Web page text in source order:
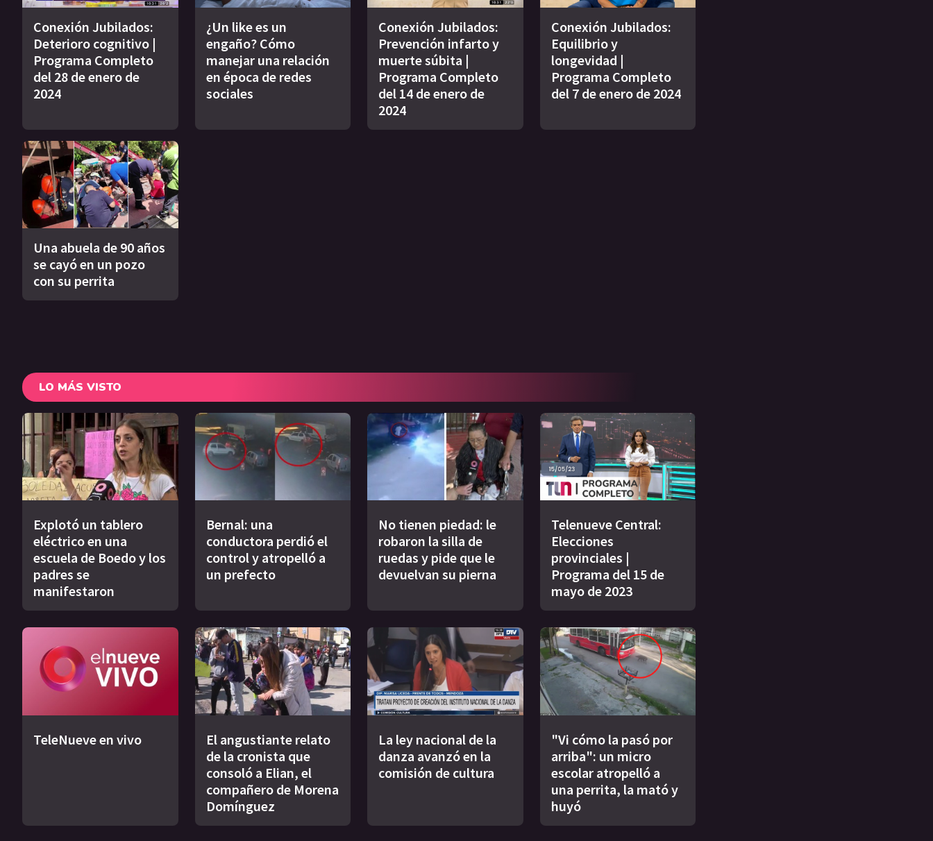
Conexión Jubilados:
Deterioro cognitivo |
Programa Completo
del 28 de enero de
2024
¿Un like es un
engaño? Cómo
manejar una relación
en época de redes
sociales
Conexión Jubilados:
Prevención infarto y
muerte súbita |
Programa Completo
del 14 de enero de
2024
Conexión Jubilados:
Equilibrio y
longevidad |
Programa Completo
del 7 de enero de 2024
Una abuela de 90 años
se cayó en un pozo
con su perrita
LO MÁS VISTO
Explotó un tablero
eléctrico en una
escuela de Boedo y los
padres se
manifestaron
Bernal: una
conductora perdió el
control y atropelló a
un prefecto
No tienen piedad: le
robaron la silla de
ruedas y pide que le
devuelvan su pierna
Telenueve Central:
Elecciones
provinciales |
Programa del 15 de
mayo de 2023
TeleNueve en vivo
El angustiante relato
de la cronista que
consoló a Elian, el
compañero de Morena
Domínguez
La ley nacional de la
danza avanzó en la
comisión de cultura
"Vi cómo la pasó por
arriba": un micro
escolar atropelló a
una perrita, la mató y
huyó